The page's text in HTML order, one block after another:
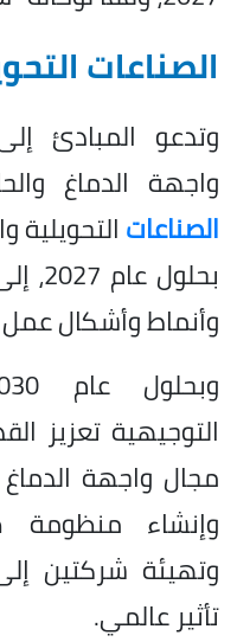
الصناعات
وتدعو المبادئ
واجهة الدماغ
الصناعاتالتحويلية
وأنماط وأشكال
التوجيهية تعزيز
مجال واجهة
وإنشاء منظومة
وتهيئة شركتين
تأثير عالمي.